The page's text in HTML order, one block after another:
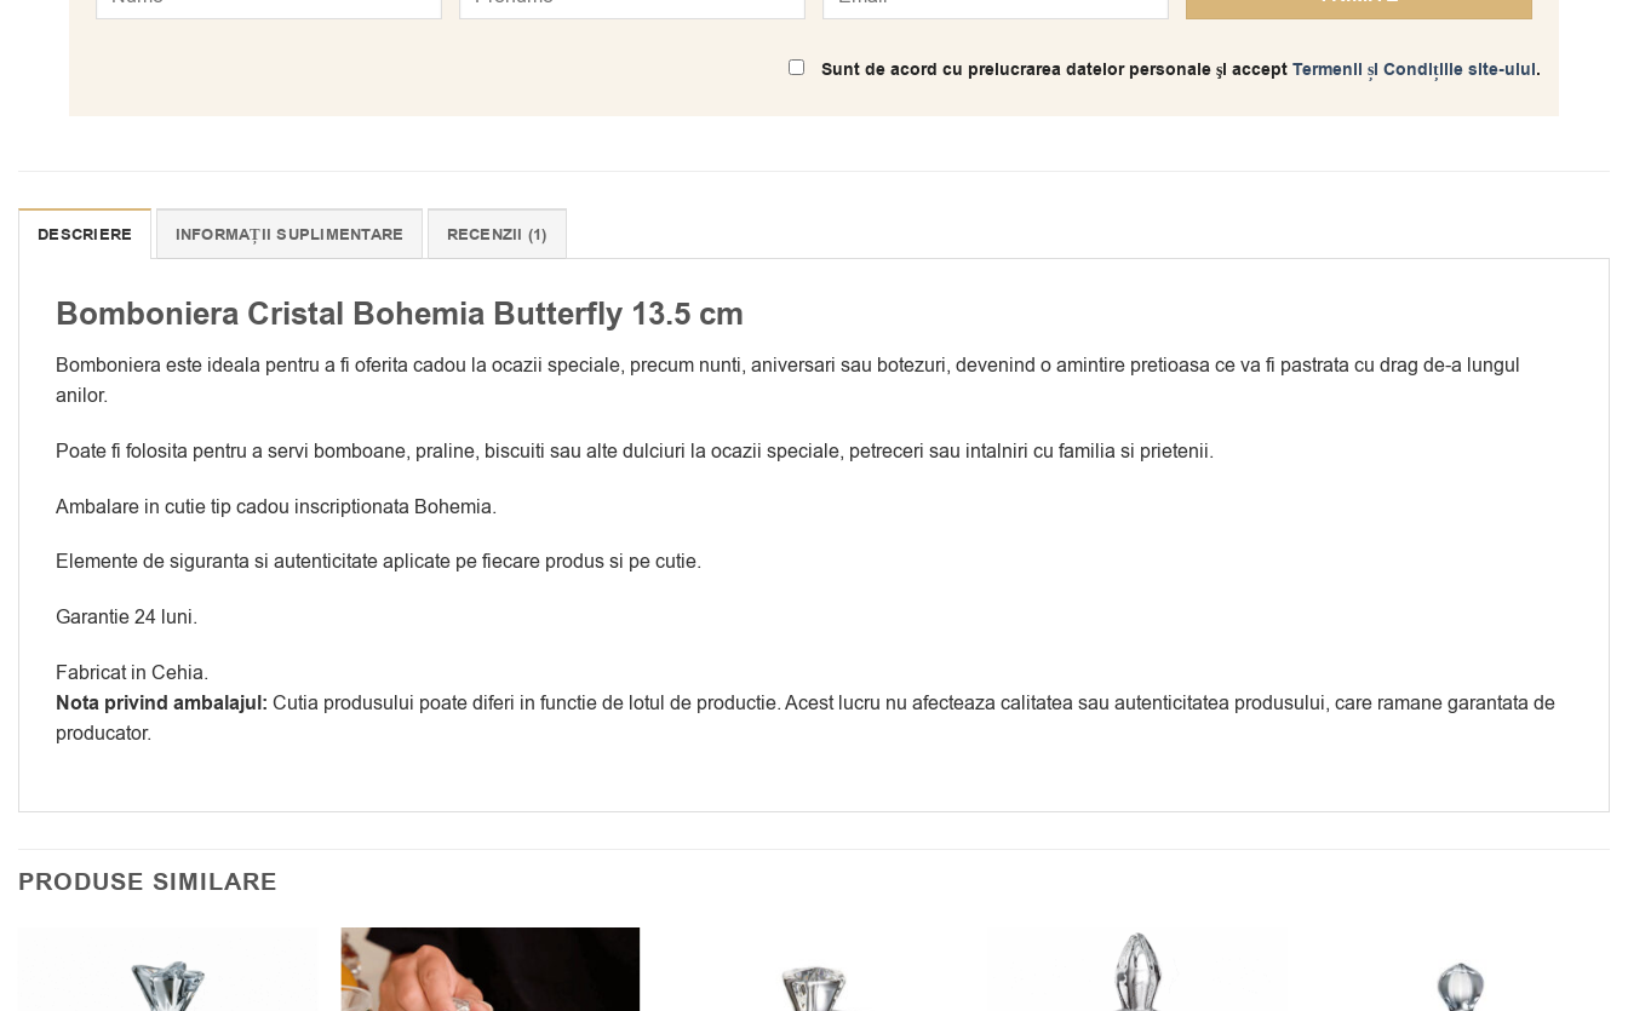
Sunt de acord cu prelucrarea datelor personale şi acceptTermenii și Condițiile site-ului.
DESCRIERE INFORMAȚII SUPLIMENTARE RECENZII (1)
Bomboniera Cristal Bohemia Butterfly 13.5 cm
Bomboniera este ideala pentru a fi oferita cadou la ocazii speciale, precum nunti, aniversari sau botezuri, devenind o amintire pretioasa ce va fi pastrata cu drag de-a lungul
anilor.
Poate fi folosita pentru a servi bomboane, praline, biscuiti sau alte dulciuri la ocazii speciale, petreceri sau intalniri cu familia si prietenii.
Ambalare in cutie tip cadou inscriptionata Bohemia.
Elemente de siguranta si autenticitate aplicate pe fiecare produs si pe cutie.
Garantie 24 luni.
Fabricat in Cehia.
Nota privind ambalajul: Cutia produsului poate diferi in functie de lotul de productie. Acest lucru nu afecteaza calitatea sau autenticitatea produsului, care ramane garantata de
producator.
PRODUSE SIMILARE